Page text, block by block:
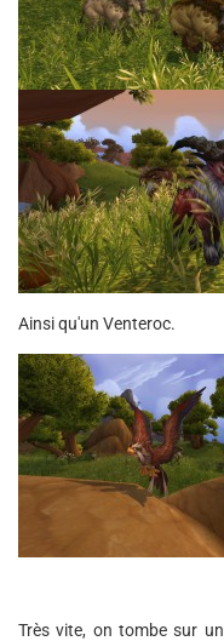
Ainsi qu'un Venteroc.
Très vite, on tombe sur